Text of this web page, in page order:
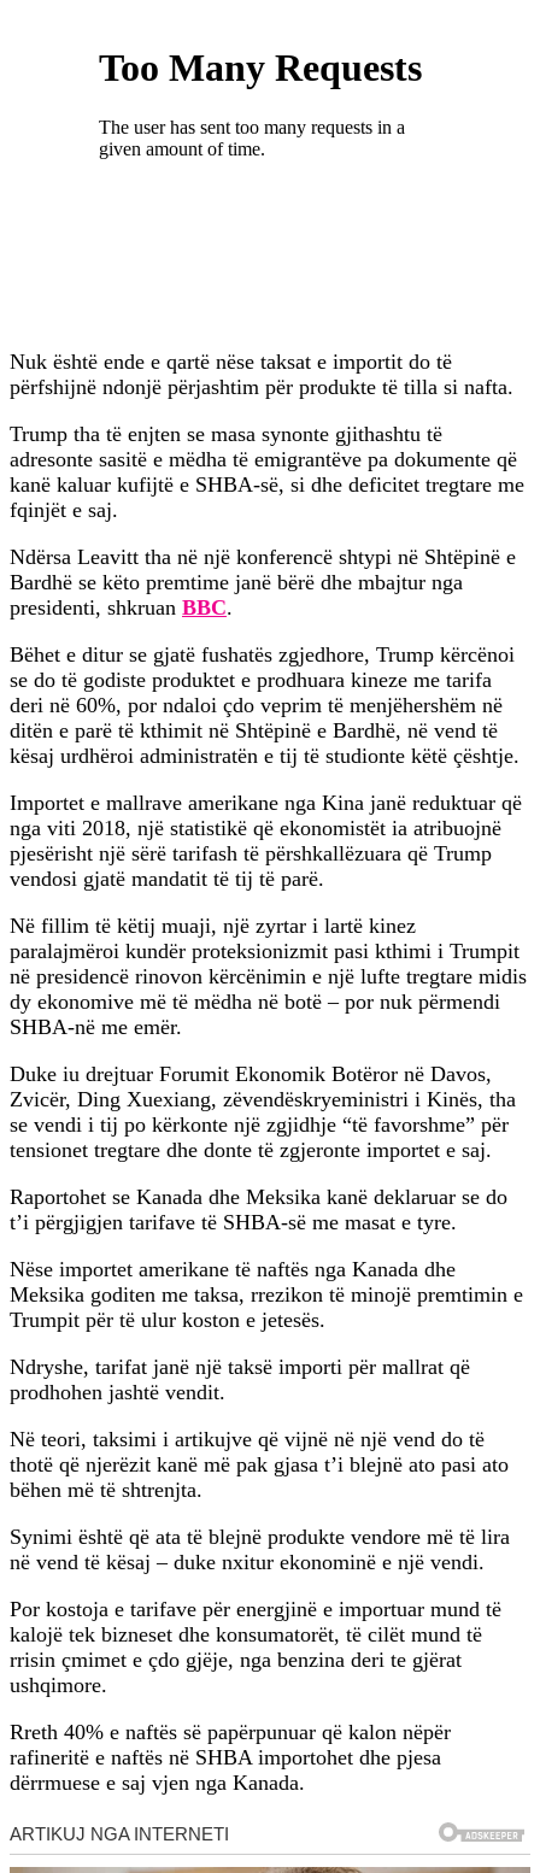
Nuk është ende e qartë nëse taksat e importit do të
përfshijnë ndonjë përjashtim për produkte të tilla si nafta.
Trump tha të enjten se masa synonte gjithashtu të
adresonte sasitë e mëdha të emigrantëve pa dokumente që
kanë kaluar kufijtë e SHBA-së, si dhe deficitet tregtare me
fqinjët e saj.
Ndërsa Leavitt tha në një konferencë shtypi në Shtëpinë e
Bardhë se këto premtime janë bërë dhe mbajtur nga
presidenti, shkruan BBC.
Bëhet e ditur se gjatë fushatës zgjedhore, Trump kërcënoi
se do të godiste produktet e prodhuara kineze me tarifa
deri në 60%, por ndaloi çdo veprim të menjëhershëm në
ditën e parë të kthimit në Shtëpinë e Bardhë, në vend të
kësaj urdhëroi administratën e tij të studionte këtë çështje.
Importet e mallrave amerikane nga Kina janë reduktuar që
nga viti 2018, një statistikë që ekonomistët ia atribuojnë
pjesërisht një sërë tarifash të përshkallëzuara që Trump
vendosi gjatë mandatit të tij të parë.
Në fillim të këtij muaji, një zyrtar i lartë kinez
paralajmëroi kundër proteksionizmit pasi kthimi i Trumpit
në presidencë rinovon kërcënimin e një lufte tregtare midis
dy ekonomive më të mëdha në botë – por nuk përmendi
SHBA-në me emër.
Duke iu drejtuar Forumit Ekonomik Botëror në Davos,
Zvicër, Ding Xuexiang, zëvendëskryeministri i Kinës, tha
se vendi i tij po kërkonte një zgjidhje “të favorshme” për
tensionet tregtare dhe donte të zgjeronte importet e saj.
Raportohet se Kanada dhe Meksika kanë deklaruar se do
t’i përgjigjen tarifave të SHBA-së me masat e tyre.
Nëse importet amerikane të naftës nga Kanada dhe
Meksika goditen me taksa, rrezikon të minojë premtimin e
Trumpit për të ulur koston e jetesës.
Ndryshe, tarifat janë një taksë importi për mallrat që
prodhohen jashtë vendit.
Në teori, taksimi i artikujve që vijnë në një vend do të
thotë që njerëzit kanë më pak gjasa t’i blejnë ato pasi ato
bëhen më të shtrenjta.
Synimi është që ata të blejnë produkte vendore më të lira
në vend të kësaj – duke nxitur ekonominë e një vendi.
Por kostoja e tarifave për energjinë e importuar mund të
kalojë tek bizneset dhe konsumatorët, të cilët mund të
rrisin çmimet e çdo gjëje, nga benzina deri te gjërat
ushqimore.
Rreth 40% e naftës së papërpunuar që kalon nëpër
rafineritë e naftës në SHBA importohet dhe pjesa
dërrmuese e saj vjen nga Kanada.